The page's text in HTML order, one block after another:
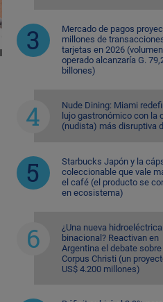
Mercado de pagos
millones de
tarjetas en 2026 (volumen
operado alcanzaría G.
billones)
Nude Dining: Miami
lujo gastronómico con la
(nudista) más disruptiva
Starbucks Japón y la
coleccionable que vale
el café (el producto se
en ecosistema)
¿Una nueva hidroeléctrica
binacional? Reactivan en
Argentina el debate sobre
Corpus Christi (un
US$ 4.200 millones)